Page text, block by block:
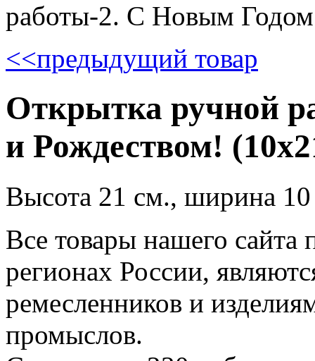
работы-2. С Новым
<<предыдущий товар
Открытка ручной
и Рождеством!
Высота 21 см., ширина
Все товары нашего сайта
регионах России,
ремесленников и
промыслов.